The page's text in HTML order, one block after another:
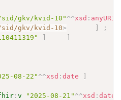
gkv/kvid-10"^^xsd : anyURI
gkv/kvid-10>
;
08-22" ^^xsd :date
:v "2025-08-21" ^^xsd :date